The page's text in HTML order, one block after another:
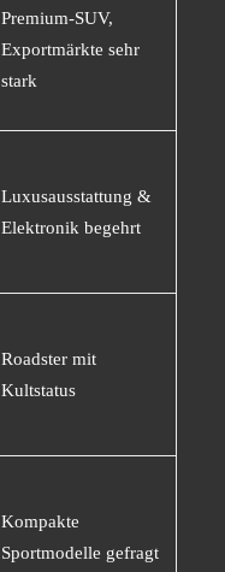
Premium-SUV,
Exportmärkte sehr
stark
Luxusausstattung &
Elektronik begehrt
Roadster mit
Kultstatus
Kompakte
Sportmodelle gefragt